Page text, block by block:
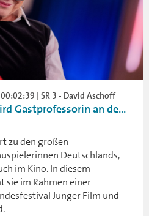
| SR 3 - David Aschoff
Gastprofessorin an de...
zu den großen
Deutschlands,
im Kino. In diesem
sie im Rahmen einer
Junger Film und